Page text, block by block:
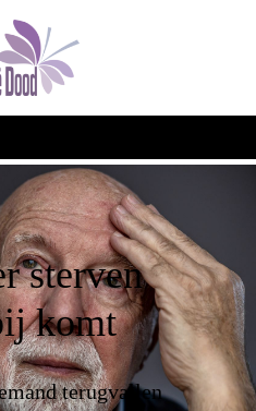
sterven
komt
terugvallen